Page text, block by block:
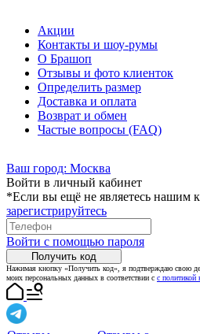
Акции
Контакты и шоу-румы
О Брашоп
Отзывы и фото клиенток
Определить размер
Доставка и оплата
Возврат и обмен
Частые вопросы (FAQ)
Ваш город: Москва
Войти в личный кабинет
*Если вы ещё не являетесь нашим
зарегистрируйтесь
Войти с помощью пароля
Получить код
Нажимая кнопку «Получить код», я подтверждаю свою
моих персональных данных в соответствии с с политикой